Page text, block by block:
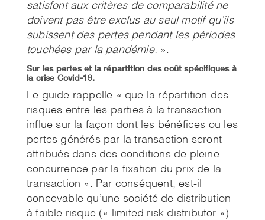
satisfont aux critères de comparabilité ne
doivent pas être exclus au seul motif qu’ils
subissent des pertes pendant les périodes
touchées par la pandémie. ».
Sur les pertes et la répartition des coût spécifiques à
la crise Covid-19.
Le guide rappelle « que la répartition des
risques entre les parties à la transaction
influe sur la façon dont les bénéfices ou les
pertes générés par la transaction seront
attribués dans des conditions de pleine
concurrence par la fixation du prix de la
transaction ». Par conséquent, est-il
concevable qu’une société de distribution
à faible risque (« limited risk distributor »)